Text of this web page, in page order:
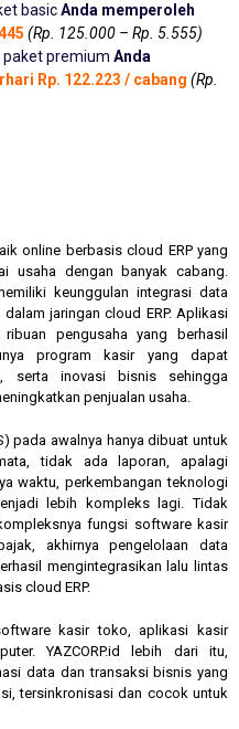
basicAnda memperoleh
(Rp. 125.000 – Rp. 5.555)
paket premium Anda
Rp. 122.223 / cabang (Rp.
online berbasis cloud ERP yang
usaha dengan banyak cabang.
keunggulan integrasi data
jaringan cloud ERP. Aplikasi
ribuan pengusaha yang berhasil
program kasir yang dapat
serta inovasi bisnis sehingga
penjualan usaha.
pada awalnya hanya dibuat untuk
tidak ada laporan, apalagi
waktu, perkembangan teknologi
lebih kompleks lagi. Tidak
fungsi software kasir
akhirnya pengelolaan data
mengintegrasikan lalu lintas
cloud ERP.
kasir toko, aplikasi kasir
YAZCORP.id lebih dari itu,
data dan transaksi bisnis yang
tersinkronisasi dan cocok untuk